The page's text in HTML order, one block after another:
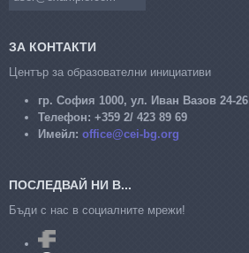
ЗА КОНТАКТИ
Център за образователни инициативи
гр. София 1000, ул. Иван Вазов 24-26
Телефон: +359 2/ 423 89 69
Имейл: office@cei-bg.org
ПОСЛЕДВАЙ НИ В...
Бъди с нас в социалните мрежи!